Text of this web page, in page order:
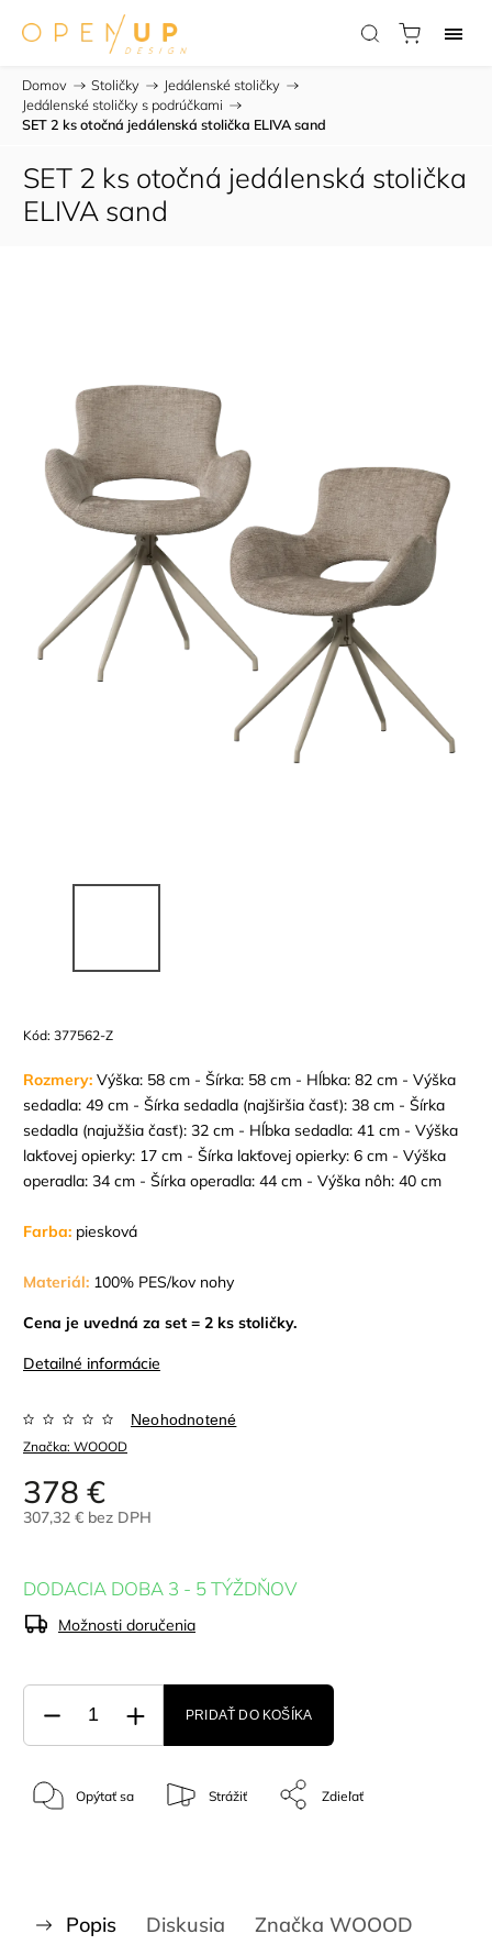
Domov / Stoličky / Jedálenské stoličky /
Jedálenské stoličky s podrúčkami /
SET 2 ks otočná jedálenská stolička ELIVA sand
SET 2 ks otočná jedálenská stolička
ELIVA sand
Kód: 377562-Z
Rozmery: Výška: 58 cm - Šírka: 58 cm - Hĺbka: 82 cm - Výška
sedadla: 49 cm - Šírka sedadla (najširšia časť): 38 cm - Šírka
sedadla (najužšia časť): 32 cm - Hĺbka sedadla: 41 cm - Výška
lakťovej opierky: 17 cm - Šírka lakťovej opierky: 6 cm - Výška
operadla: 34 cm - Šírka operadla: 44 cm - Výška nôh: 40 cm
Farba: piesková
Materiál: 100% PES/kov nohy
Cena je uvedná za set = 2 ks stoličky.
Detailné informácie
Značka: WOOOD
Neohodnotené
378 €
307,32 € bez DPH
DODACIA DOBA 3 - 5 TÝŽDŇOV
Možnosti doručenia
PRIDAŤ DO KOŠÍKA
Opýtať sa Strážiť Zdieľať
Popis Diskusia Značka WOOOD